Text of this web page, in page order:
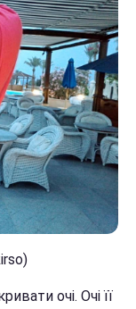
очі. Очі її